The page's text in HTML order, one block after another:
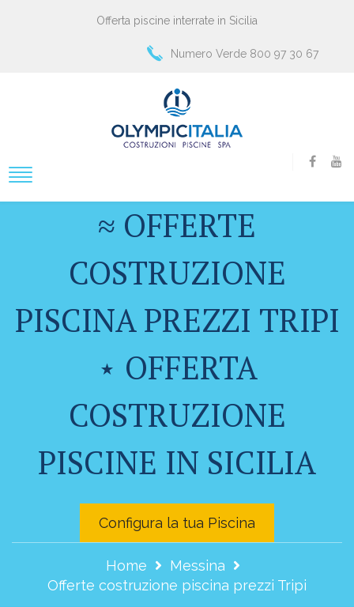
Offerta piscine interrate in Sicilia
Numero Verde 800 97 30 67
≈ OFFERTE
COSTRUZIONE
PISCINA PREZZI TRIPI
⋆ OFFERTA
COSTRUZIONE
PISCINE IN SICILIA
Configura la tua Piscina
Home
Messina
Offerte costruzione piscina prezzi Tripi